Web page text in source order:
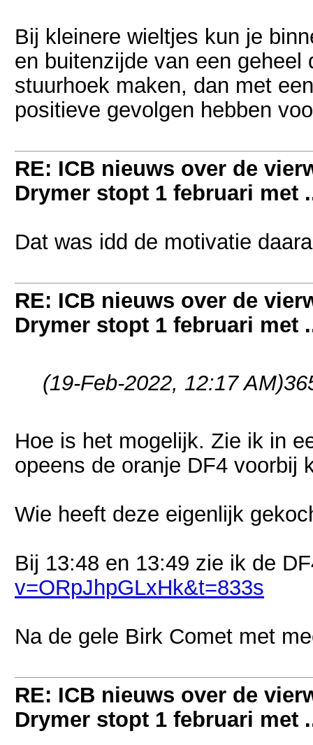
Bij kleinere wieltjes kun je
en buitenzijde van een
stuurhoek maken, dan met
positieve gevolgen hebben
RE: ICB nieuws over de
Drymer stopt 1 februari met
Dat was idd de motivatie
RE: ICB nieuws over de
Drymer stopt 1 februari met
(19-Feb-2022, 12:17 AM)
Hoe is het mogelijk. Zie ik in
opeens de oranje DF4 voorbij
Wie heeft deze eigenlijk
Bij 13:48 en 13:49 zie ik de
v=ORpJhpGLxHk&t=833s
Na de gele Birk Comet met
RE: ICB nieuws over de
Drymer stopt 1 februari met